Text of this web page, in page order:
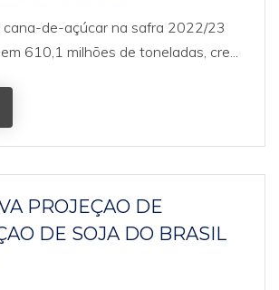
cana-de-açúcar na safra 2022/23
610,1 milhões de toneladas, cre...
PROJEÇAO DE
DE SOJA DO BRASIL